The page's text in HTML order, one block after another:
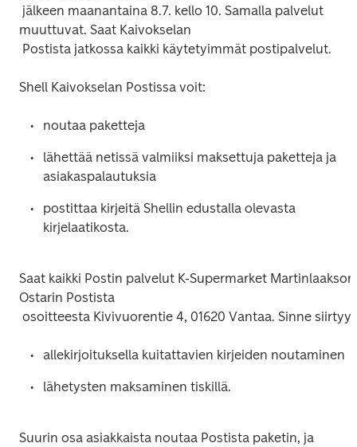
muuttuvat. Saat Kaivokselan
lähettää netissä valmiiksi maksettuja paketteja ja
postittaa kirjeitä Shellin edustalla olevasta
Saat kaikki Postin palvelut K-Supermarket Martinlaakson
Ostarin Postista
Suurin osa asiakkaista noutaa Postista paketin, ja